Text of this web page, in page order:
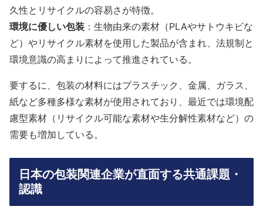
久性とリサイクルの容易さが特徴。
環境に優しい包装 ：生物由来の素材（PLAやサトウキビな
ど）やリサイクル素材を使用した製品が含まれ、法規制と
環境意識の高まりによって推進されている。
要するに、包装の材料にはプラスチック、金属、ガラス、
紙など多種多様な素材が使用されており、最近では環境配
慮型素材（リサイクル可能な素材や生分解性素材など）の
需要も増加している。
日本の包装関連企業が直面する共通課題・
認識